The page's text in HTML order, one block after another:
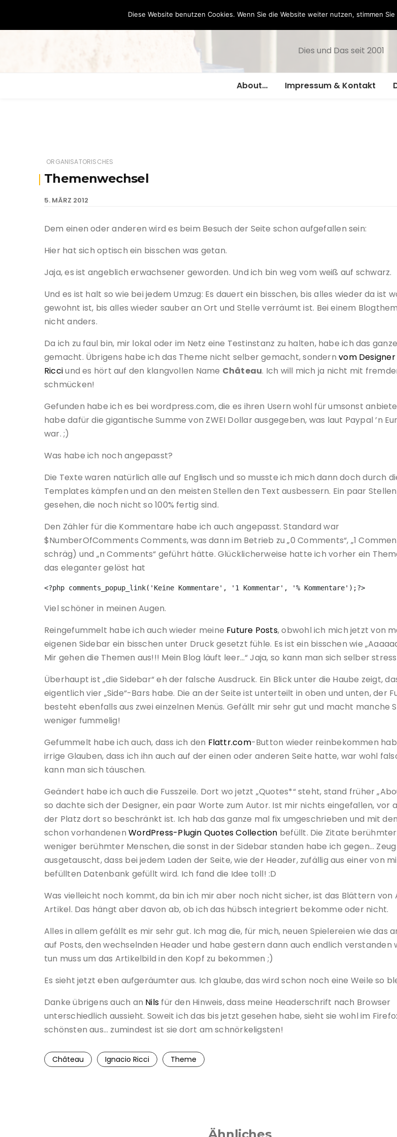
Dies und Das seit 2001
About… Impressum & Kontakt
ORGANISATORISCHES
Themenwechsel
5. MÄRZ 2012
Dem einen oder anderen wird es beim Besuch der Seite schon aufgefallen sein:
Hier hat sich optisch ein bisschen was getan.
Jaja, es ist angeblich erwachsener geworden. Und ich bin weg vom weiß auf schwarz.
Und es ist halt so wie bei jedem Umzug: Es dauert ein bisschen, bis alles wieder da ist
gewohnt ist, bis alles wieder sauber an Ort und Stelle verräumt ist. Bei einem
nicht anders.
Da ich zu faul bin, mir lokal oder im Netz eine Testinstanz zu halten, habe ich das
gemacht. Übrigens habe ich das Theme nicht selber gemacht, sondernvom
Ricciund es hört auf den klangvollen Name Château. Ich will mich ja nicht mit
schmücken!
Gefunden habe ich es bei wordpress.com, die es ihren Usern wohl für umsonst
habe dafür die gigantische Summe von ZWEI Dollar ausgegeben, was laut Paypal ’n
war. ;)
Was habe ich noch angepasst?
Die Texte waren natürlich alle auf Englisch und so musste ich mich dann doch durch
Templates kämpfen und an den meisten Stellen den Text ausbessern. Ein paar
gesehen, die noch nicht so 100% fertig sind.
Den Zähler für die Kommentare habe ich auch angepasst. Standard war
$NumberOfComments Comments, was dann im Betrieb zu „0 Comments“, „1
schräg) und „n Comments“ geführt hätte. Glücklicherweise hatte ich vorher ein
das eleganter gelöst hat
<?php comments_popup_link('Keine Kommentare', '1 Kommentar', '% Kommentare');?>
Viel schöner in meinen Augen.
Reingefummelt habe ich auch wieder meine Future Posts, obwohl ich mich jetzt von
eigenen Sidebar ein bisschen unter Druck gesetzt fühle. Es ist ein bisschen wie
Mir gehen die Themen aus!!! Mein Blog läuft leer…“ Jaja, so kann man sich selber
Überhaupt ist „die Sidebar“ eh der falsche Ausdruck. Ein Blick unter die Haube zeigt,
eigentlich vier „Side“-Bars habe. Die an der Seite ist unterteilt in oben und unten, der
besteht ebenfalls aus zwei einzelnen Menüs. Gefällt mir sehr gut und macht manche
weniger fummelig!
Gefummelt habe ich auch, dass ich den Flattr.com-Button wieder reinbekommen
irrige Glauben, dass ich ihn auch auf der einen oder anderen Seite hatte, war wohl
kann man sich täuschen.
Geändert habe ich auch die Fusszeile. Dort wo jetzt „Quotes*“ steht, stand früher
so dachte sich der Designer, ein paar Worte zum Autor. Ist mir nichts eingefallen, vor
der Platz dort so beschränkt ist. Ich hab das ganze mal fix umgeschrieben und mit
schon vorhandenenWordPress-Plugin Quotes Collection befüllt. Die Zitate
weniger berühmter Menschen, die sonst in der Sidebar standen habe ich gegen… Zeug
ausgetauscht, dass bei jedem Laden der Seite, wie der Header, zufällig aus einer von
befüllten Datenbank gefüllt wird. Ich fand die Idee toll! :D
Was vielleicht noch kommt, da bin ich mir aber noch nicht sicher, ist das Blättern von
Artikel. Das hängt aber davon ab, ob ich das hübsch integriert bekomme oder nicht.
Alles in allem gefällt es mir sehr gut. Ich mag die, für mich, neuen Spielereien wie das
auf Posts, den wechselnden Header und habe gestern dann auch endlich verstanden
tun muss um das Artikelbild in den Kopf zu bekommen ;)
Es sieht jetzt eben aufgeräumter aus. Ich glaube, das wird schon noch eine Weile so
Danke übrigens auch an Nils für den Hinweis, dass meine Headerschrift nach Browser
unterschiedlich aussieht. Soweit ich das bis jetzt gesehen habe, sieht sie wohl im
schönsten aus… zumindest ist sie dort am schnörkeligsten!
Château Ignacio Ricci Theme
Diese Website benutzen Cookies. Wenn Sie die Website weiter nutzen, stimmen